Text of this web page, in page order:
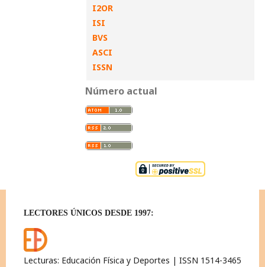
I2OR
ISI
BVS
ASCI
ISSN
Número actual
LECTORES ÚNICOS DESDE 1997:
Lecturas: Educación Física y Deportes | ISSN 1514-3465